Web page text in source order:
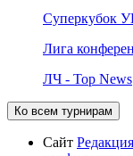
Суперкубок
Лига
ЛЧ - Top News
Ко всем турнирам
Сайт Редакция